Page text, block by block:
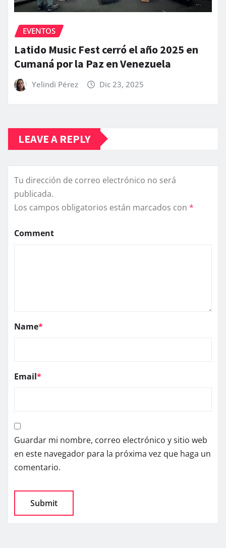
EVENTOS
Latido Music Fest cerró el año 2025 en
Cumaná por la Paz en Venezuela
Yelindi Pérez Dic 23, 2025
LEAVE A REPLY
Tu dirección de correo electrónico no será
publicada.
Los campos obligatorios están marcados con *
Comment
Name*
Email*
Guardar mi nombre, correo electrónico y sitio web
en este navegador para la próxima vez que haga un
comentario.